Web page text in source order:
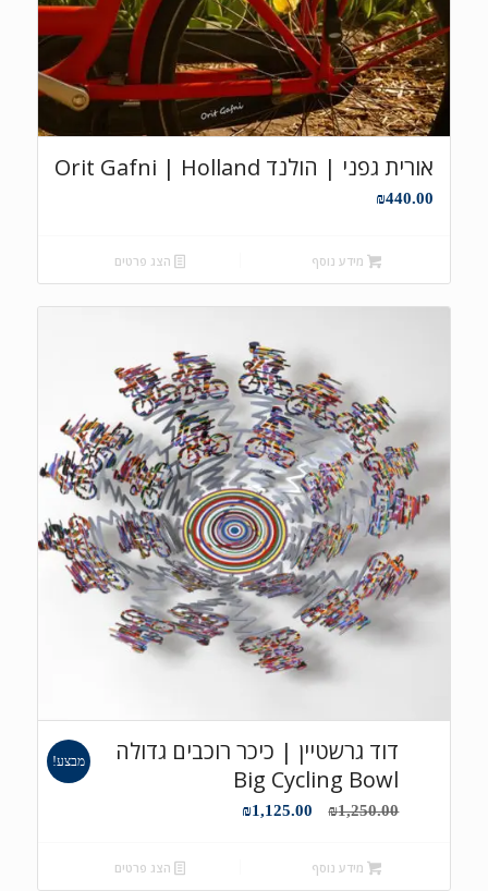
אורית גפני | הולנד Orit Gafni | Holland
₪440.00
מידע נוסף הצג פרטים
דוד גרשטיין | כיכר רוכבים גדולה
Big Cycling Bowl
₪1,250.00
המחיר
₪1,125.00 המחיר
מבצע!
מידע נוסף הצג פרטים